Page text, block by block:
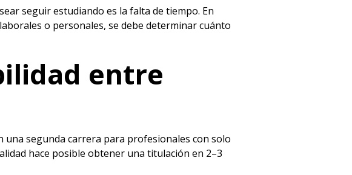
seguir estudiando es la falta de tiempo. En
o personales, se debe determinar cuánto
entre
una segunda carrera para profesionales con solo
hace posible obtener una titulación en 2–3